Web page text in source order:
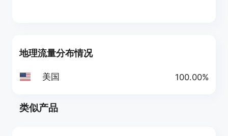
地理流量分布情况
美国 100.00%
类似产品